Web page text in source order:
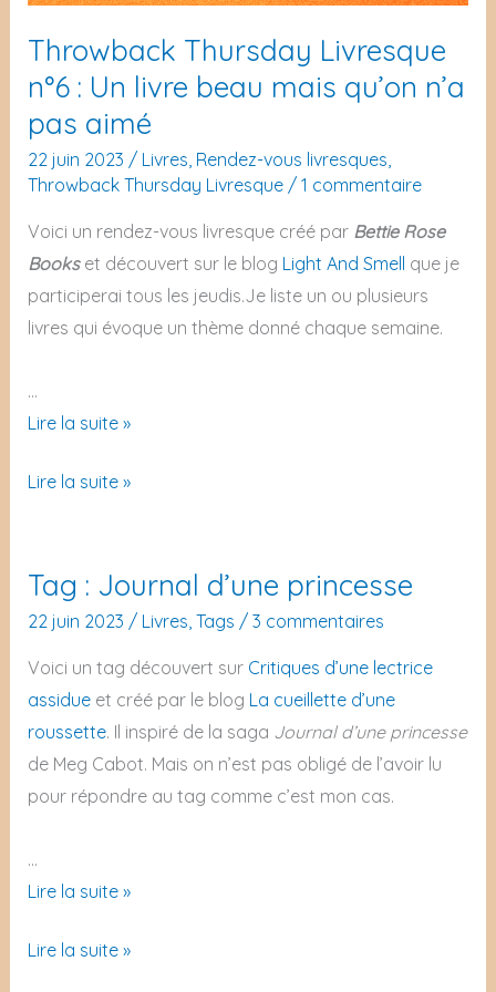
cet
été
allez
lire
cet
été
!
Throwback Thursday Livresque
n°6 : Un livre beau mais qu’on n’a
pas aimé
22 juin 2023 / Livres, Rendez-vous livresques,
Throwback Thursday Livresque/ 1 commentaire
Voici un rendez-vous livresque créé par Bettie Rose
Bookset découvert sur le blog Light And Smell que je
participerai tous les jeudis.Je liste un ou plusieurs
livres qui évoque un thème donné chaque semaine.
…
Throwback
Livresque
Un
livre
mais
qu’on
n’a
pas aimé
Lire la suite »
Throwback
n°6
livre
beau
mais
qu’on
n’a
Lire la suite »
Tag : Journal d’une princesse
22 juin 2023 / Livres, Tags / 3 commentaires
Voici un tag découvert sur Critiques d’une lectrice
assidueet créé par le blog La cueillette d’une
roussette. Il inspiré de la saga Journal d’une princesse
de Meg Cabot. Mais on n’est pas obligé de l’avoir lu
pour répondre au tag comme c’est mon cas.
…
Tag
Journal
Lire la suite »
Tag
Lire la suite »